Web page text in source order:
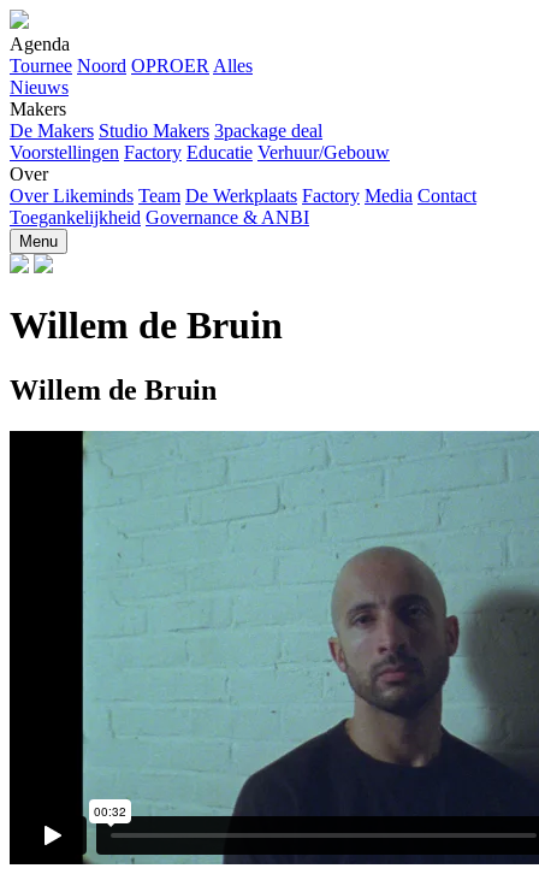
Agenda
Tournee Noord OPROER Alles
Nieuws
Makers
De Makers Studio Makers 3package deal
Voorstellingen Factory Educatie Verhuur/Gebouw
Over
Over Likeminds Team De Werkplaats Factory Media Contact
Toegankelijkheid Governance & ANBI
Menu
Willem de Bruin
Willem de Bruin